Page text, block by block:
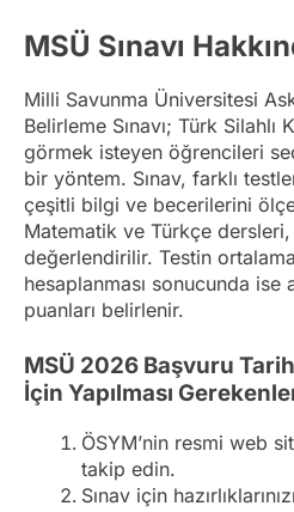
MSÜ Sınavı
Milli Savunma Üniversitesi
Belirleme Sınavı; Türk Silahlı
görmek isteyen öğrencileri
bir yöntem. Sınav, farklı
çeşitli bilgi ve becerilerini
Matematik ve Türkçe dersleri,
değerlendirilir. Testin
hesaplanması sonucunda ise
puanları belirlenir.
MSÜ 2026 Başvuru
İçin Yapılması
ÖSYM’nin resmi web
takip edin.
Sınav için